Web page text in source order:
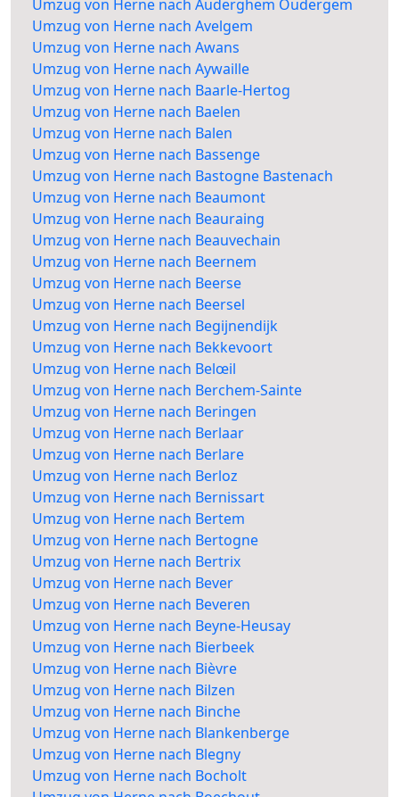
Umzug von Herne nach Auderghem Oudergem
Umzug von Herne nach Avelgem
Umzug von Herne nach Awans
Umzug von Herne nach Aywaille
Umzug von Herne nach Baarle-Hertog
Umzug von Herne nach Baelen
Umzug von Herne nach Balen
Umzug von Herne nach Bassenge
Umzug von Herne nach Bastogne Bastenach
Umzug von Herne nach Beaumont
Umzug von Herne nach Beauraing
Umzug von Herne nach Beauvechain
Umzug von Herne nach Beernem
Umzug von Herne nach Beerse
Umzug von Herne nach Beersel
Umzug von Herne nach Begijnendijk
Umzug von Herne nach Bekkevoort
Umzug von Herne nach Belœil
Umzug von Herne nach Berchem-Sainte
Umzug von Herne nach Beringen
Umzug von Herne nach Berlaar
Umzug von Herne nach Berlare
Umzug von Herne nach Berloz
Umzug von Herne nach Bernissart
Umzug von Herne nach Bertem
Umzug von Herne nach Bertogne
Umzug von Herne nach Bertrix
Umzug von Herne nach Bever
Umzug von Herne nach Beveren
Umzug von Herne nach Beyne-Heusay
Umzug von Herne nach Bierbeek
Umzug von Herne nach Bièvre
Umzug von Herne nach Bilzen
Umzug von Herne nach Binche
Umzug von Herne nach Blankenberge
Umzug von Herne nach Blegny
Umzug von Herne nach Bocholt